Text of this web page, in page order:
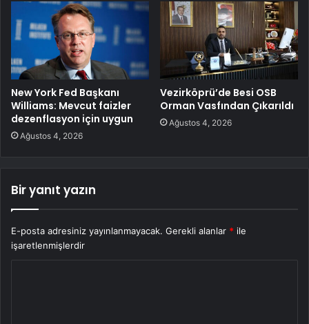
New York Fed Başkanı
Williams: Mevcut faizler
dezenflasyon için uygun
Ağustos 4, 2026
Vezirköprü’de Besi OSB
Orman Vasfından Çıkarıldı
Ağustos 4, 2026
Bir yanıt yazın
E-posta adresiniz yayınlanmayacak. Gerekli alanlar * ile
işaretlenmişlerdir